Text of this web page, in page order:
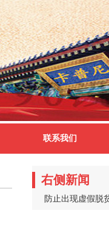
联系我们
右侧新闻
防止出现虚假脱